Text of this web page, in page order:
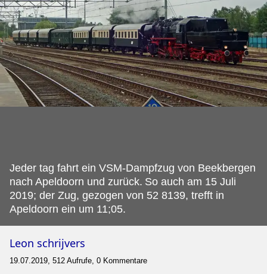
Jeder tag fahrt ein VSM-Dampfzug von Beekbergen
nach Apeldoorn und zurück. So auch am 15 Juli
2019; der Zug, gezogen von 52 8139, trefft in
Apeldoorn ein um 11;05.
Leon schrijvers
19.07.2019, 512 Aufrufe, 0 Kommentare